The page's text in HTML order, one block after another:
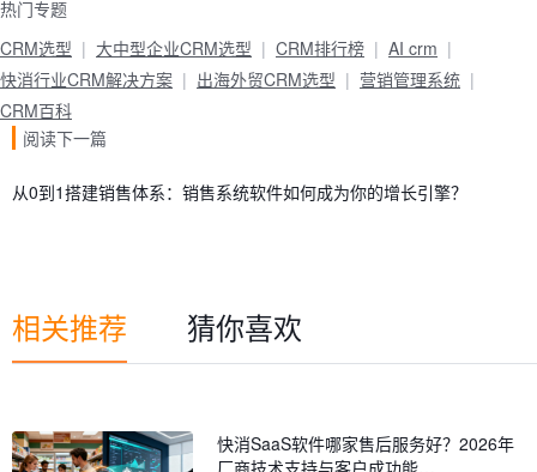
热门专题
CRM选型
大中型企业CRM选型 CRM排行榜
AI crm
快消行业CRM解决方案
出海外贸CRM选型
营销管理系统
CRM百科
阅读下一篇
从0到1搭建销售体系：销售系统软件如何成为你的增长引擎？
相关推荐 猜你喜欢
快消SaaS软件哪家售后服务好？2026年